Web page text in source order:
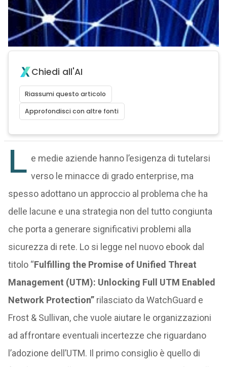
Chiedi all'AI
Riassumi questo articolo
Approfondisci con altre fonti
L e medie aziende hanno l’esigenza di tutelarsi
verso le minacce di grado enterprise, ma
spesso adottano un approccio al problema che ha
delle lacune e una strategia non del tutto congiunta
che porta a generare significativi problemi alla
sicurezza di rete. Lo si legge nel nuovo ebook dal
titolo “Fulfilling the Promise of Unified Threat
Management (UTM): Unlocking Full UTM Enabled
Network Protection”rilasciato da WatchGuard e
Frost & Sullivan, che vuole aiutare le organizzazioni
ad affrontare eventuali incertezze che riguardano
l’adozione dell’UTM. Il primo consiglio è quello di